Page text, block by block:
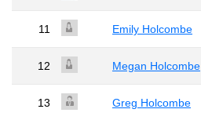
11 Emily Holcombe
12 Megan Holcombe
13 Greg Holcombe